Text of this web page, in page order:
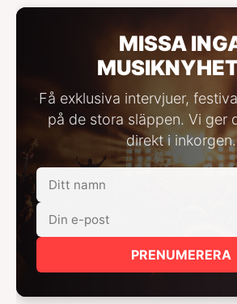
MISSA
Få exklusiva intervjuer,
på de stora släppen. Vi ger
direkt i inkorgen.
PRENUMERERA